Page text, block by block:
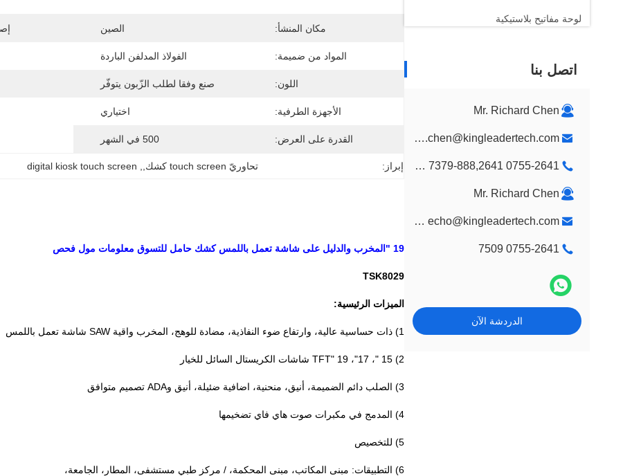
لوحة مفاتيح بلاستيكية
جدار جبل كشك
تصميم جناح عرض مخصص
كشك اللافتات الرقمية
اتصل بنا
Mr. Richard Chen
richard.chen@kingleadertech.com
0755-2641 7379-888,2641 9575
Mr. Richard Chen
market@kingleadertech.com echo@kingleadertech.com
0755-2641 7509
الدردشة الآن
مكان المنشأ: الصين
المواد من ضميمة: الفولاذ المدلفن الباردة
اللون: صنع وفقا لطلب الزّبون يتوفّر
الأجهزة الطرفية: اختياري
القدرة على العرض: 500 في الشهر
إبراز: تحاوريّ touch screen كشك, digital kiosk touch screen
19 "المخرب والدليل على شاشة تعمل باللمس كشك حامل للتسوق معلومات مول فحص
TSK8029
الميزات الرئيسية:
1) ذات حساسية عالية، وارتفاع ضوء النفاذية، مضادة للوهج، المخرب واقية SAW شاشة تعمل باللمس
2) 15 "، 17"، 19 "TFT شاشات الكريستال السائل للخيار
3) الصلب دائم الضميمة، أنيق، منحنية، اضافية ضئيلة، أنيق وADA تصميم متوافق
4) المدمج في مكبرات صوت هاي فاي تضخيمها
5) للتخصيص
6) التطبيقات: مبنى المكاتب، مبنى المحكمة، / مركز طبي مستشفى، المطار، الجامعة،